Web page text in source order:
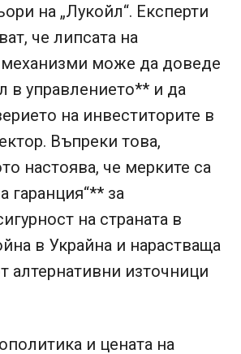
на „Лукойл“. Експерти
че липсата на
може да доведе
в управлението** и да
на инвеститорите в
Въпреки това,
настоява, че мерките са
гаранция“** за
на страната в
в Украйна и нарастваща
алтернативни източници
и цената на